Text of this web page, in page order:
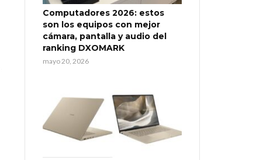
Computadores 2026: estos
son los equipos con mejor
cámara, pantalla y audio del
ranking DXOMARK
mayo 20, 2026